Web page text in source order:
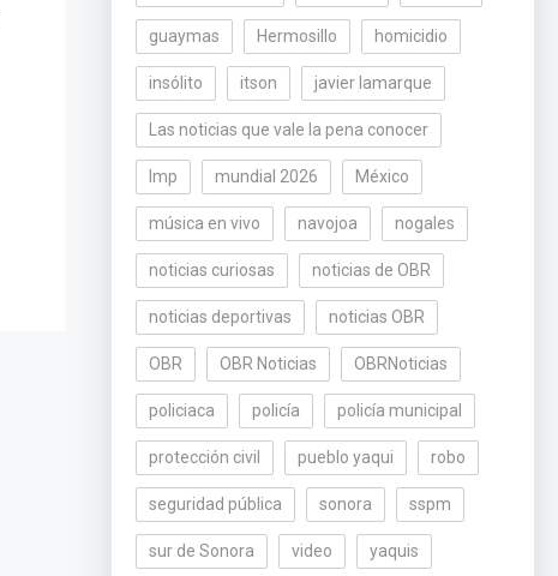
guaymas Hermosillo homicidio
insólito itson javier lamarque
Las noticias que vale la pena conocer
lmp mundial 2026 México
música en vivo navojoa nogales
noticias curiosas noticias de OBR
noticias deportivas noticias OBR
OBR OBR Noticias OBRNoticias
policiaca policía policía municipal
protección civil pueblo yaqui robo
seguridad pública sonora sspm
sur de Sonora video yaquis